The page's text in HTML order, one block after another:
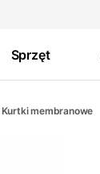
Sprzęt
Kurtki membranowe